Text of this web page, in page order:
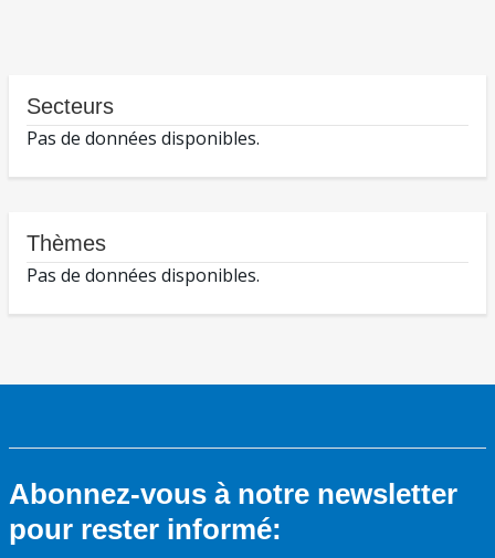
Secteurs
Pas de données disponibles.
Thèmes
Pas de données disponibles.
Abonnez-vous à notre newsletter
pour rester informé: